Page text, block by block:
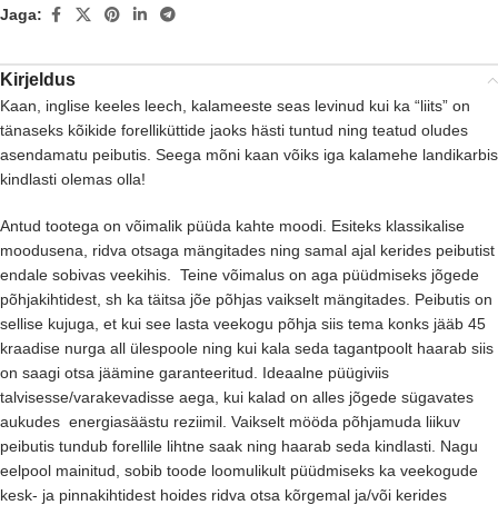
Jaga:
Kirjeldus
Kaan, inglise keeles leech, kalameeste seas levinud kui ka “liits” on
tänaseks kõikide forelliküttide jaoks hästi tuntud ning teatud oludes
asendamatu peibutis. Seega mõni kaan võiks iga kalamehe landikarbis
kindlasti olemas olla!
Antud tootega on võimalik püüda kahte moodi. Esiteks klassikalise
moodusena, ridva otsaga mängitades ning samal ajal kerides peibutist
endale sobivas veekihis. Teine võimalus on aga püüdmiseks jõgede
põhjakihtidest, sh ka täitsa jõe põhjas vaikselt mängitades. Peibutis on
sellise kujuga, et kui see lasta veekogu põhja siis tema konks jääb 45
kraadise nurga all ülespoole ning kui kala seda tagantpoolt haarab siis
on saagi otsa jäämine garanteeritud. Ideaalne püügiviis
talvisesse/varakevadisse aega, kui kalad on alles jõgede sügavates
aukudes energiasäästu reziimil. Vaikselt mööda põhjamuda liikuv
peibutis tundub forellile lihtne saak ning haarab seda kindlasti. Nagu
eelpool mainitud, sobib toode loomulikult püüdmiseks ka veekogude
kesk- ja pinnakihtidest hoides ridva otsa kõrgemal ja/või kerides